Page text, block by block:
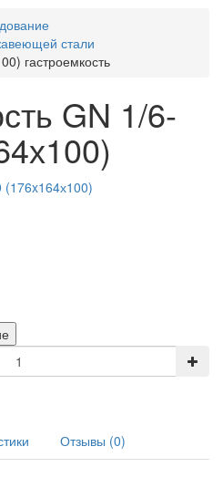
стали
гастроемкость
GN 1/6-
Отзывы (0)